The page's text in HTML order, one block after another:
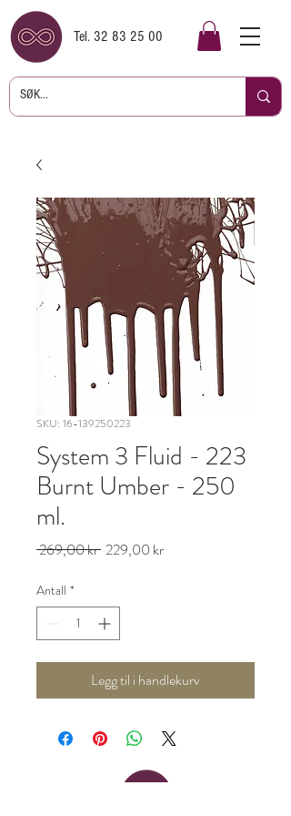
Tel. 32 83 25 00
SKU: 16-139250223
System 3 Fluid - 223
Burnt Umber - 250
ml.
269,00 kr Vanlig
229,00 krSalgspris
Antall *
Legg til i handlekurv